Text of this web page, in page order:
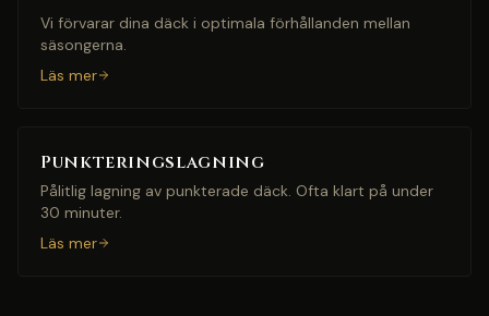
Vi förvarar dina däck i optimala förhållanden mellan
säsongerna.
Läs mer
Punkteringslagning
Pålitlig lagning av punkterade däck. Ofta klart på under
30 minuter.
Läs mer